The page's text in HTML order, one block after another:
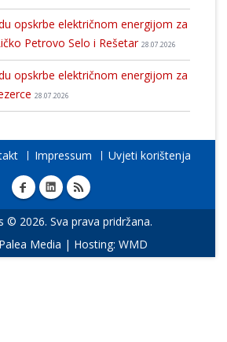
opskrbe električnom energijom za
Petrovo Selo i Rešetar 28.07.2026
opskrbe električnom energijom za
28.07.2026
Impressum Uvjeti korištenja
© 2026. Sva prava pridržana.
Palea Media | Hosting: WMD